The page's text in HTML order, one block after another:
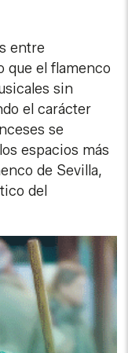
entre
que el flamenco
sin
el carácter
se
espacios más
de Sevilla,
del